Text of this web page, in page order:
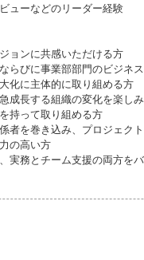
ューなどのリーダー経験
ョンに共感いただける方
らびに事業部部門のビジネス
化に主体的に取り組める方
成長する組織の変化を楽し
持って取り組める方
者を巻き込み、プロジェク
の高い方
実務とチーム支援の両方を